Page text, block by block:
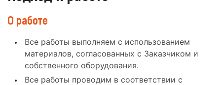
О работе
Все работы выполняем с использованием
материалов, согласованных с Заказчиком и
собственного оборудования.
Все работы проводим в соответствии с